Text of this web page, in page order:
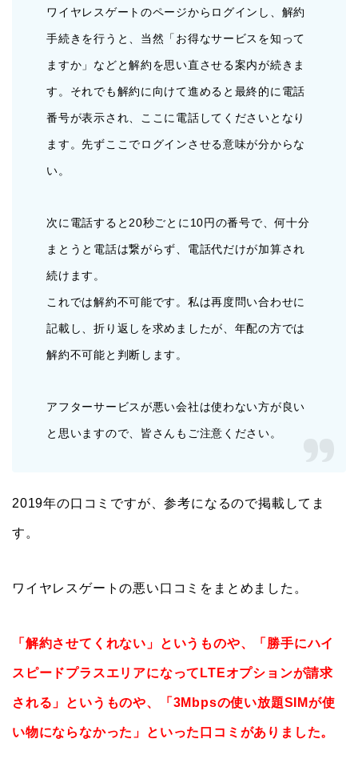
ワイヤレスゲートのページからログインし、解約
手続きを行うと、当然「お得なサービスを知って
ますか」などと解約を思い直させる案内が続きま
す。それでも解約に向けて進めると最終的に電話
番号が表示され、ここに電話してくださいとなり
ます。先ずここでログインさせる意味が分からな
い。
次に電話すると20秒ごとに10円の番号で、何十分
まとうと電話は繋がらず、電話代だけが加算され
続けます。
これでは解約不可能です。私は再度問い合わせに
記載し、折り返しを求めましたが、年配の方では
解約不可能と判断します。
アフターサービスが悪い会社は使わない方が良い
と思いますので、皆さんもご注意ください。
2019年の口コミですが、参考になるので掲載してま
す。
ワイヤレスゲートの悪い口コミをまとめました。
「解約させてくれない」というものや、「勝手にハイ
スピードプラスエリアになってLTEオプションが請求
される」というものや、「3Mbpsの使い放題SIMが使
い物にならなかった」といった口コミがありました。